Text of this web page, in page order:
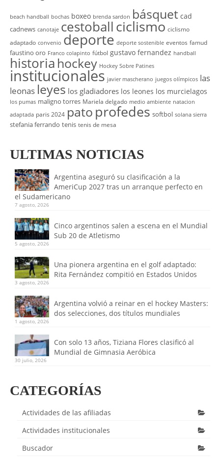
beach handball bochas boxeo brenda sardon básquet cad
cadnews canotaje cestoballciclismo ciclismo
adaptado convenio deporte deporte sostenible eventos famud
faustino oro Franco colapinto fútbol gustavo fernandez handball
historia hockey Hockey Sobre Patines
institucionales javier mascherano juegos olímpicos las
leonas leyes los gladiadores los leones los murcielagos
los pumas maligno torres Mariela delgado medio ambiente natacion
adaptada paris 2024 pato profedes softbol solana sierra
stefania ferrando tenis tenis de mesa
ULTIMAS NOTICIAS
Argentina aseguró su clasificación a la
AmeriCup 2027 tras un arranque perfecto en
el Sudamericano
7 agosto, 2026
Cinco argentinos salen a escena en el Mundial
Sub 20 de Atletismo
5 agosto, 2026
Una pionera argentina en el golf adaptado:
Rita Fernández compitió en Estados Unidos
3 agosto, 2026
Argentina volvió a reinar en el hockey Masters:
dos selecciones, dos títulos mundiales
1 agosto, 2026
Con solo 13 años, Tiziana Flores clasificó al
Mundial de Gimnasia Aeróbica
30 julio, 2026
CATEGORÍAS
Actividades de las afiliadas
Actividades institucionales
Buscador